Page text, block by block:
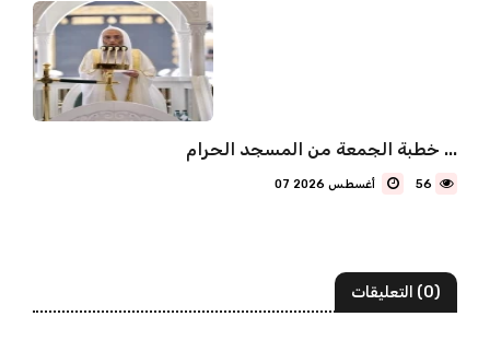
خطبة الجمعة من المسجد الحرام ...
56
(0) التعليقات